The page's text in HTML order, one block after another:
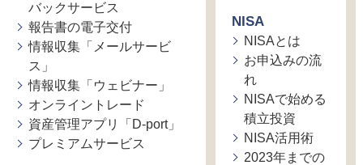
バックサービス
報告書の電子交付
情報収集「メールサービ
ス」
情報収集「ウェビナー」
オンライントレード
資産管理アプリ「D-port」
プレミアムサービス
NISA
NISAとは
お申込みの流
れ
NISAで始める
積立投資
NISA活用術
2023年までの